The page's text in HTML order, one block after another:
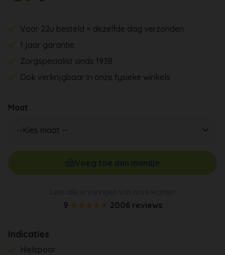
Voor 22u besteld = dezelfde dag verzonden
1 jaar garantie
Zorgspecialist sinds 1938
Ook verkrijgbaar in onze fysieke winkels
Maat
9 2006 reviews
Indicaties
Hielspoor